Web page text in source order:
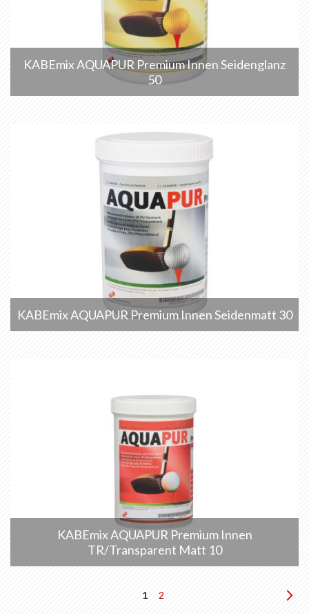
KABEmix AQUAPUR Premium Innen Seidenglanz
50
KABEmix AQUAPUR Premium Innen Seidenmatt 30
KABEmix AQUAPUR Premium Innen
TR/Transparent Matt 10
Seite
Sie
1 Seite
2